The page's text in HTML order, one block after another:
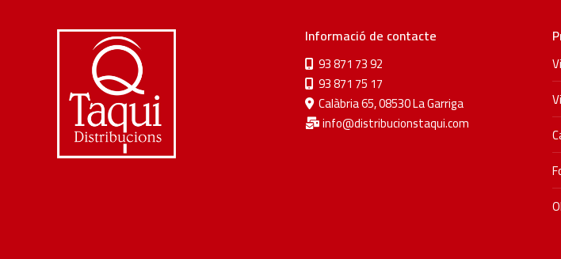
Informació de contacte
93 871 73 92
93 871 75 17
Calàbria 65, 08530 La Garriga
info@distribucionstaqui.com